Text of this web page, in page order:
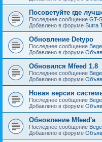
Посоветуйте где
Последнее сообщение GT-
Добавлено в форуме Sutra
Обновление Detypo
Последнее сообщение
Добавлено в форуме
Обновился Mfeed 1.8
Последнее сообщение
Добавлено в форуме
Новая версия
Последнее сообщение
Добавлено в форуме
Обновление Mfeed'а
Последнее сообщение
Добавлено в форуме